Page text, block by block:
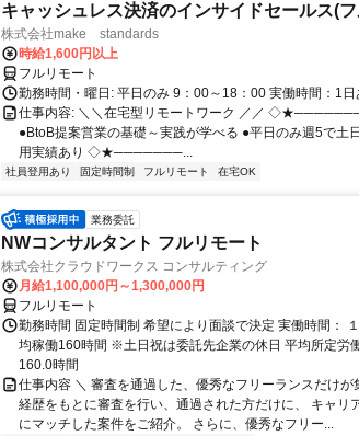
キャッシュレス決済のインサイドセールス(
株式会社make standards
時給1,600円以上
フルリモート
勤務時間・曜日: 平日のみ 9：00～18：00 実働時間：1
仕事内容: ＼＼在宅型リモートワーク ／／
●BtoB提案営業の基礎～実践が学べる ●平日のみ週5で
用実績あり ◇★───────...
社員登用あり 固定時間制 フルリモート 在宅OK
業務委託
NWコンサルタント フルリモート
株式会社クラウドワークス コンサルティング
月給1,100,000円～1,300,000円
フルリモート
勤務時間 固定時間制 希望により面談で決定 実働時間：
均稼働160時間 ※土日祝は委託先企業の休日 平均所定労
160.0時間
仕事内容 ＼ 審査を通過した、優秀なフリーランスだけ
経歴をもとに審査を行い、通過された方だけに、 キャリ
にマッチした案件をご紹介。 さらに、優秀なフリー...